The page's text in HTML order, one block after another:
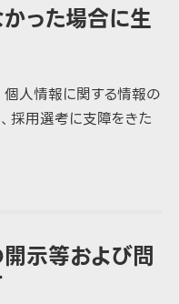
かった場合に生
個人情報に関する情報の
採用選考に支障をきた
開示等および問